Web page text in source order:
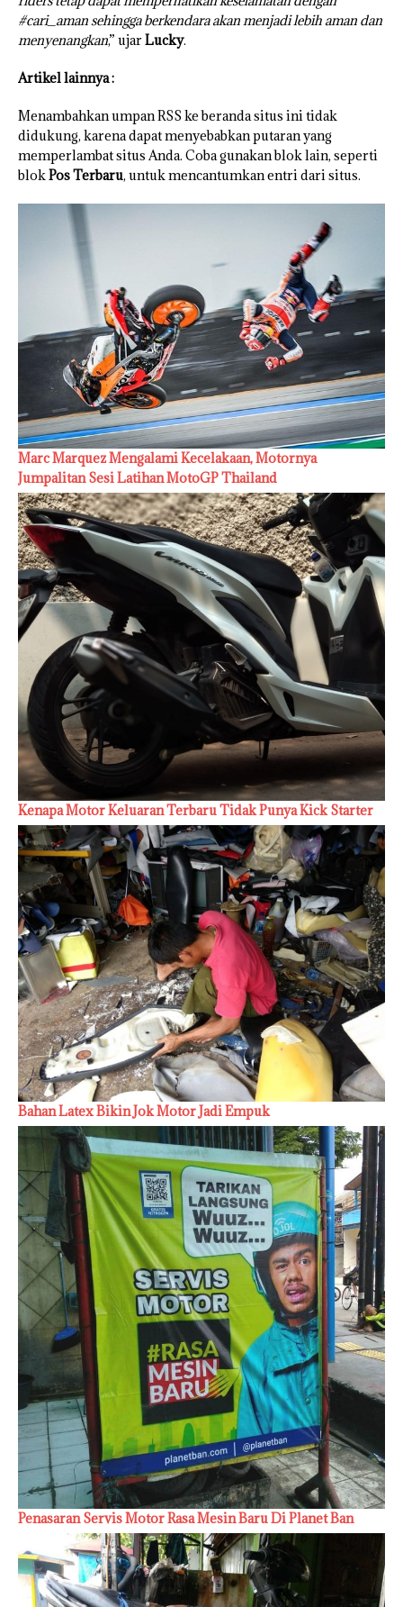
#cari_aman sehingga berkendara akan menjadi lebih aman dan
menyenangkan,” ujarLucky.
Artikel lainnya :
Menambahkan umpan RSS ke beranda situs ini tidak
didukung, karena dapat menyebabkan putaran yang
memperlambat situs Anda. Coba gunakan blok lain, seperti
blokPos Terbaru, untuk mencantumkan entri dari situs.
Marc Marquez Mengalami Kecelakaan, Motornya
Jumpalitan Sesi Latihan MotoGP Thailand
Kenapa Motor Keluaran Terbaru Tidak Punya Kick Starter
Bahan Latex Bikin Jok Motor Jadi Empuk
Penasaran Servis Motor Rasa Mesin Baru Di Planet Ban